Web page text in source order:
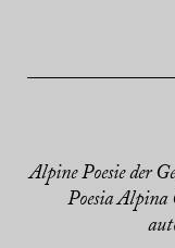
Alpine Poesie der
Poesia Alpina